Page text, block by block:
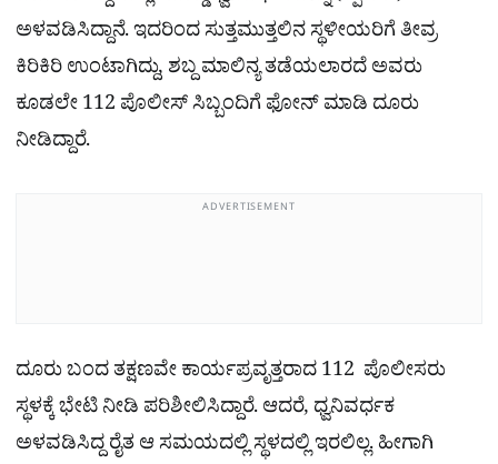
ಅಳವಡಿಸಿದ್ದಾನೆ. ಇದರಿಂದ ಸುತ್ತಮುತ್ತಲಿನ ಸ್ಥಳೀಯರಿಗೆ ತೀವ್ರ
ಕಿರಿಕಿರಿ ಉಂಟಾಗಿದ್ದು, ಶಬ್ದ ಮಾಲಿನ್ಯ ತಡೆಯಲಾರದೆ ಅವರು
ಕೂಡಲೇ 112 ಪೊಲೀಸ್ ಸಿಬ್ಬಂದಿಗೆ ಫೋನ್ ಮಾಡಿ ದೂರು
ನೀಡಿದ್ದಾರೆ.
ADVERTISEMENT
ದೂರು ಬಂದ ತಕ್ಷಣವೇ ಕಾರ್ಯಪ್ರವೃತ್ತರಾದ 112 ಪೊಲೀಸರು
ಸ್ಥಳಕ್ಕೆ ಭೇಟಿ ನೀಡಿ ಪರಿಶೀಲಿಸಿದ್ದಾರೆ. ಆದರೆ, ಧ್ವನಿವರ್ಧಕ
ಅಳವಡಿಸಿದ್ದ ರೈತ ಆ ಸಮಯದಲ್ಲಿ ಸ್ಥಳದಲ್ಲಿ ಇರಲಿಲ್ಲ. ಹೀಗಾಗಿ